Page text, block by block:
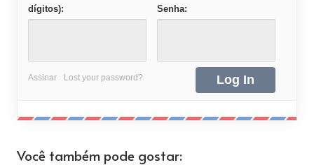
dígitos):
Senha:
Assinar Lost your password?
Você também pode gostar: